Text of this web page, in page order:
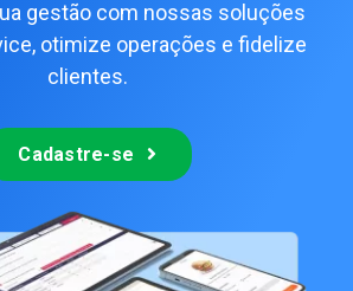
gestão com nossas soluções
otimize operações e fidelize
clientes.
Cadastre-se